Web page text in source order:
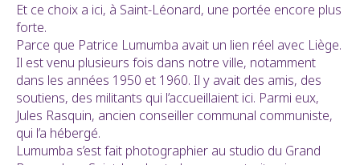
Et ce choix a ici, à Saint-Léonard, une portée encore plus
forte.
Parce que Patrice Lumumba avait un lien réel avec Liège.
Il est venu plusieurs fois dans notre ville, notamment
dans les années 1950 et 1960. Il y avait des amis, des
soutiens, des militants qui l’accueillaient ici. Parmi eux,
Jules Rasquin, ancien conseiller communal communiste,
qui l’a hébergé.
Lumumba s’est fait photographier au studio du Grand